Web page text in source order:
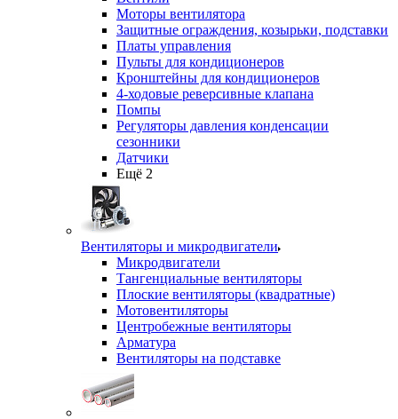
Моторы вентилятора
Защитные ограждения, козырьки, подставки
Платы управления
Пульты для кондиционеров
Кронштейны для кондиционеров
4-ходовые реверсивные клапана
Помпы
Регуляторы давления конденсации
сезонники
Датчики
Ещё 2
Вентиляторы и микродвигатели
Микродвигатели
Тангенциальные вентиляторы
Плоские вентиляторы (квадратные)
Мотовентиляторы
Центробежные вентиляторы
Арматура
Вентиляторы на подставке